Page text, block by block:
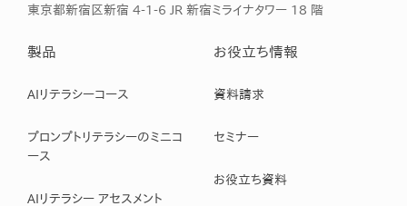
東京都新宿区新宿 4-1-6 JR 新宿ミライナタワー 18 階
製品
AIリテラシーコース
プロンプトリテラシーのミニコ
ース
AIリテラシー アセスメント
お役立ち情報
資料請求
セミナー
お役立ち資料